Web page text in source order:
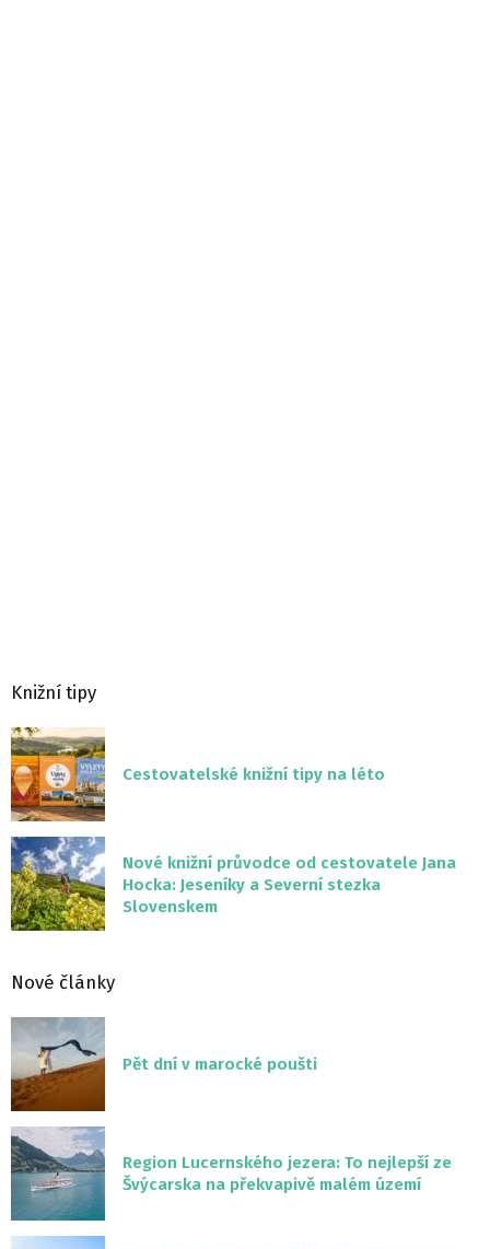
Knižní tipy
Cestovatelské knižní tipy na léto
Nové knižní průvodce od cestovatele Jana
Hocka: Jeseníky a Severní stezka
Slovenskem
Nové články
Pět dní v marocké poušti
Region Lucernského jezera: To nejlepší ze
Švýcarska na překvapivě malém území